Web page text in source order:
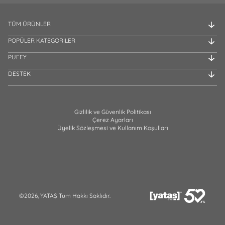
TÜM ÜRÜNLER
POPÜLER KATEGORİLER
PUFFY
DESTEK
Gizlilik ve Güvenlik Politikası
Çerez Ayarları
Üyelik Sözleşmesi ve Kullanım Koşulları
©2026, YATAŞ Tüm Hakkı Saklıdır.